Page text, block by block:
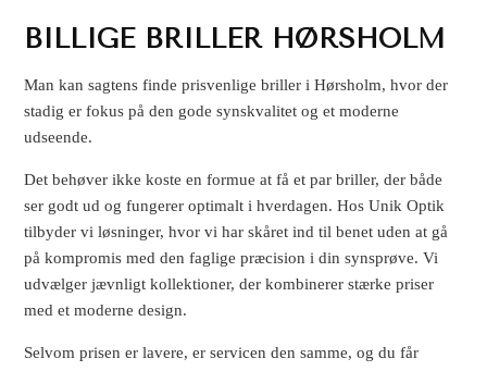
BILLIGE BRILLER HØRSHOLM
Man kan sagtens finde prisvenlige briller i Hørsholm, hvor der
stadig er fokus på den gode synskvalitet og et moderne
udseende.
Det behøver ikke koste en formue at få et par briller, der både
ser godt ud og fungerer optimalt i hverdagen. Hos Unik Optik
tilbyder vi løsninger, hvor vi har skåret ind til benet uden at gå
på kompromis med den faglige præcision i din synsprøve. Vi
udvælger jævnligt kollektioner, der kombinerer stærke priser
med et moderne design.
Selvom prisen er lavere, er servicen den samme, og du får